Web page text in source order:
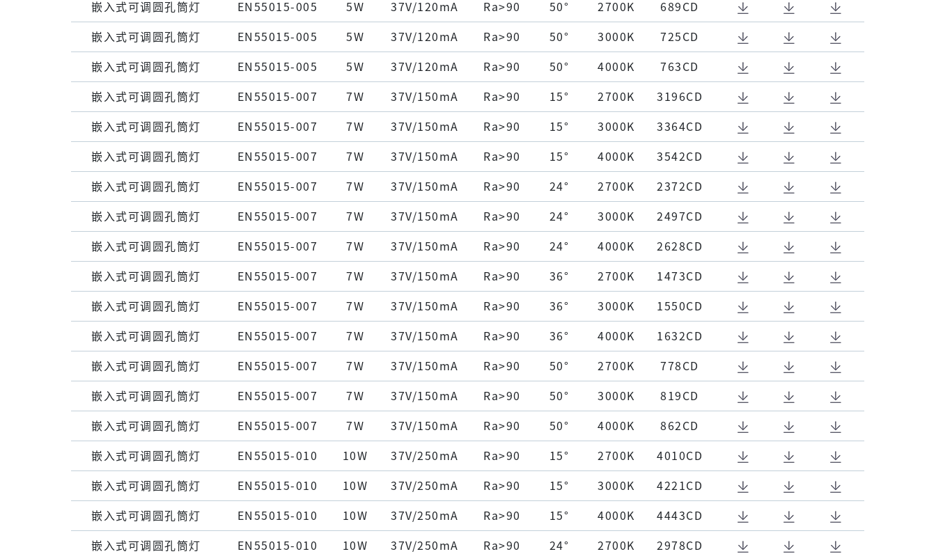
嵌⼊式可调圆孔筒灯 EN55015-005 5W 37V/120mA Ra>90 50° 2700K 689CD
嵌⼊式可调圆孔筒灯 EN55015-005 5W 37V/120mA Ra>90 50° 3000K 725CD
嵌⼊式可调圆孔筒灯 EN55015-005 5W 37V/120mA Ra>90 50° 4000K 763CD
嵌⼊式可调圆孔筒灯 EN55015-007 7W 37V/150mA Ra>90 15° 2700K 3196CD
嵌⼊式可调圆孔筒灯 EN55015-007 7W 37V/150mA Ra>90 15° 3000K 3364CD
嵌⼊式可调圆孔筒灯 EN55015-007 7W 37V/150mA Ra>90 15° 4000K 3542CD
嵌⼊式可调圆孔筒灯 EN55015-007 7W 37V/150mA Ra>90 24° 2700K 2372CD
嵌⼊式可调圆孔筒灯 EN55015-007 7W 37V/150mA Ra>90 24° 3000K 2497CD
嵌⼊式可调圆孔筒灯 EN55015-007 7W 37V/150mA Ra>90 24° 4000K 2628CD
嵌⼊式可调圆孔筒灯 EN55015-007 7W 37V/150mA Ra>90 36° 2700K 1473CD
嵌⼊式可调圆孔筒灯 EN55015-007 7W 37V/150mA Ra>90 36° 3000K 1550CD
嵌⼊式可调圆孔筒灯 EN55015-007 7W 37V/150mA Ra>90 36° 4000K 1632CD
嵌⼊式可调圆孔筒灯 EN55015-007 7W 37V/150mA Ra>90 50° 2700K 778CD
嵌⼊式可调圆孔筒灯 EN55015-007 7W 37V/150mA Ra>90 50° 3000K 819CD
嵌⼊式可调圆孔筒灯 EN55015-007 7W 37V/150mA Ra>90 50° 4000K 862CD
嵌⼊式可调圆孔筒灯 EN55015-010 10W 37V/250mA Ra>90 15° 2700K 4010CD
嵌⼊式可调圆孔筒灯 EN55015-010 10W 37V/250mA Ra>90 15° 3000K 4221CD
嵌⼊式可调圆孔筒灯 EN55015-010 10W 37V/250mA Ra>90 15° 4000K 4443CD
嵌⼊式可调圆孔筒灯 EN55015-010 10W 37V/250mA Ra>90 24° 2700K 2978CD